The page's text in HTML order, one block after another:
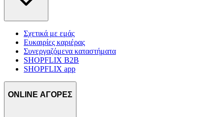
Σχετικά με εμάς
Ευκαιρίες καριέρας
Συνεργαζόμενα καταστήματα
SHOPFLIX B2B
SHOPFLIX app
ONLINE ΑΓΟΡΕΣ